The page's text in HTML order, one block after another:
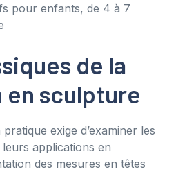
pour enfants, de 4 à 7
de la
sculpture
exige d’examiner les
applications en
des mesures en têtes